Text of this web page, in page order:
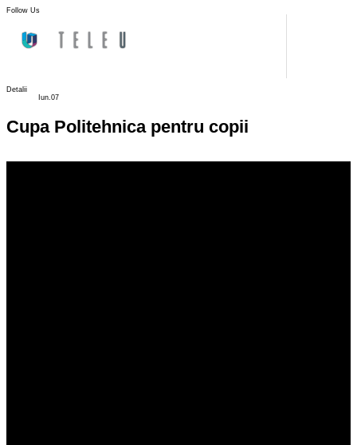
Follow Us
Detalii
Iun.07
Cupa Politehnica pentru copii